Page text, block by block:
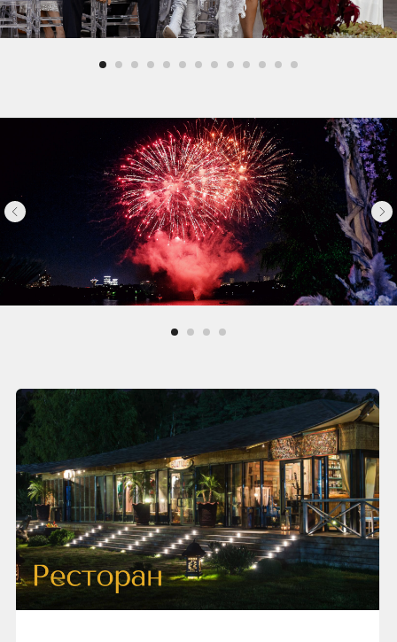
Вместимость: банкет–40 гостей,
фуршет-60 гостей
Площадь-100 м2
Подробнее
Разработка концепции, подготовка и
проведение Вашего события. Учтем все
Ваши пожелания и согласуем каждую деталь,
чтобы в назначенную дату Вы сами
погрузились в праздник и провели время с
гостями!
Все остальное мы возьмем на себя.
Планирование
Создание концепции